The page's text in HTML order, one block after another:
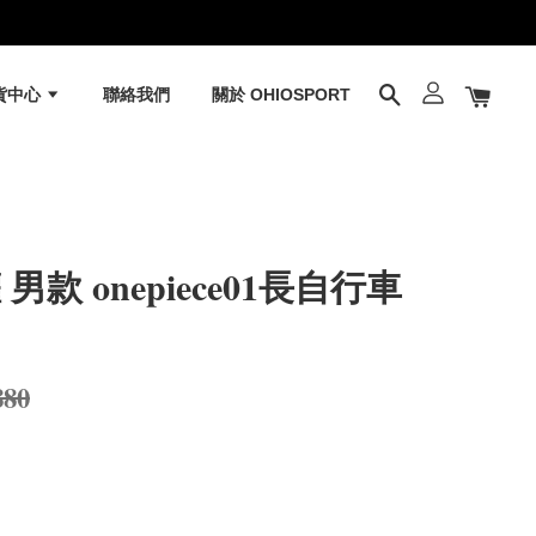
中心 聯絡我們 關於 OHIOSPORT
款 onepiece01長自行車